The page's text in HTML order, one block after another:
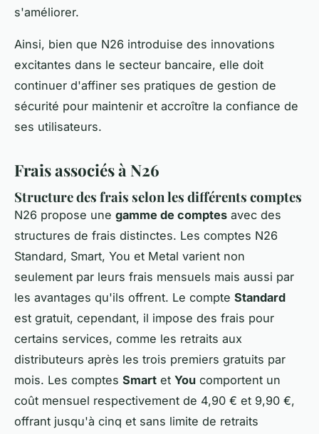
s'améliorer.
Ainsi, bien que N26 introduise des innovations
excitantes dans le secteur bancaire, elle doit
continuer d'affiner ses pratiques de gestion de
sécurité pour maintenir et accroître la confiance de
ses utilisateurs.
Frais associés à N26
Structure des frais selon les différents comptes
N26 propose une gamme de comptes avec des
structures de frais distinctes. Les comptes N26
Standard, Smart, You et Metal varient non
seulement par leurs frais mensuels mais aussi par
les avantages qu'ils offrent. Le compte Standard
est gratuit, cependant, il impose des frais pour
certains services, comme les retraits aux
distributeurs après les trois premiers gratuits par
mois. Les comptes Smart et You comportent un
coût mensuel respectivement de 4,90 € et 9,90 €,
offrant jusqu'à cinq et sans limite de retraits